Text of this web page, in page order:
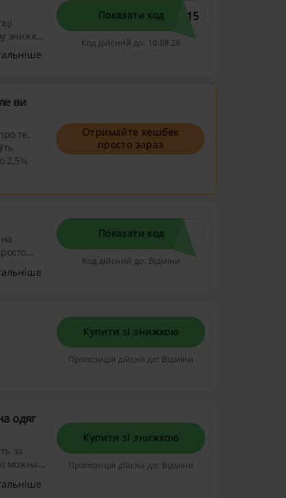
знижку
Показати код E15
Код дійсний до: 10.08.26
ви
те,
2,5%
Отримайте кешбек
просто зараз
Показати код
Код дійсний до: Відміни
Купити зі знижкою
Пропозиція дійсна до: Відміни
одяг
за
можна
Купити зі знижкою
Пропозиція дійсна до: Відміни